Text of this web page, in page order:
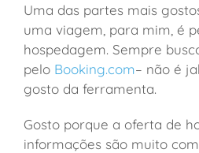
Uma das partes mais
uma viagem, para mim, é
hospedagem. Sempre
pelo Booking.com– não é
gosto da ferramenta.
Gosto porque a oferta de
informações são muito